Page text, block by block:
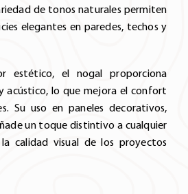
de tonos naturales permiten
elegantes en paredes, techos y
estético, el nogal proporciona
acústico, lo que mejora el confort
Su uso en paneles decorativos,
un toque distintivo a cualquier
calidad visual de los proyectos